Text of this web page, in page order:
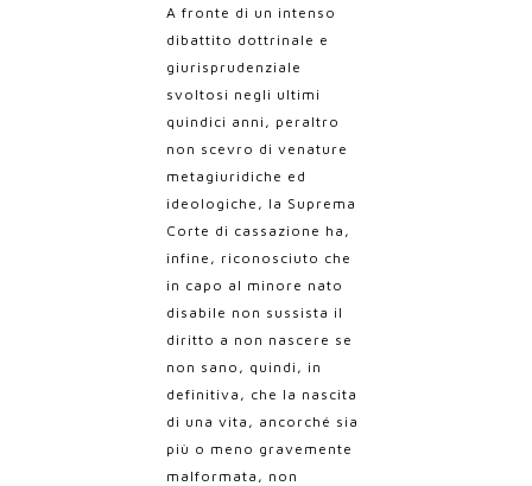
A fronte di un intenso
dibattito dottrinale e
giurisprudenziale
svoltosi negli ultimi
quindici anni, peraltro
non scevro di venature
metagiuridiche ed
ideologiche, la Suprema
Corte di cassazione ha,
infine, riconosciuto che
in capo al minore nato
disabile non sussista il
diritto a non nascere se
non sano, quindi, in
definitiva, che la nascita
di una vita, ancorché sia
più o meno gravemente
malformata, non